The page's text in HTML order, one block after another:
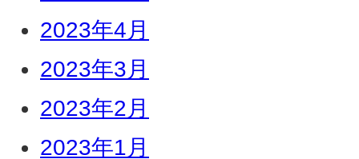
2023年4月
2023年3月
2023年2月
2023年1月